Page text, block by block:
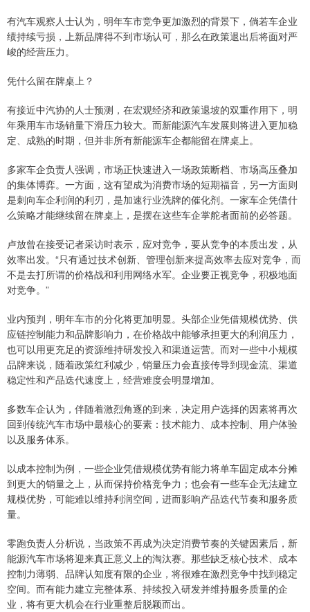
有汽车观察人士认为，明年车市竞争更加激烈的背景下，倘若车企业
绩持续亏损，上新品牌得不到市场认可，那么在政策退出后将面对严
峻的经营压力。
凭什么留在牌桌上？
有接近中汽协的人士预测，在宏观经济和政策退坡的双重作用下，明
年乘用车市场销量下滑压力较大。而新能源汽车发展则将进入更加稳
定、成熟的时期，但并非所有新能源车企都能留在牌桌上。
多家车企负责人强调，市场正快速进入一场政策断档、市场高压叠加
的集体博弈。一方面，这有望成为消费市场的短期福音，另一方面则
是刺向车企利润的利刃，是加速行业洗牌的催化剂。一家车企凭借什
么策略才能继续留在牌桌上，是摆在这些车企掌舵者面前的必答题。
卢放曾在接受记者采访时表示，应对竞争，要从竞争的本质出发，从
效率出发。“只有通过技术创新、管理创新来提高效率去应对竞争，而
不是去打所谓的价格战和利用网络水军。企业要正视竞争，积极地面
对竞争。”
业内预判，明年车市的分化将更加明显。头部企业凭借规模优势、供
应链控制能力和品牌影响力，在价格战中能够承担更大的利润压力，
也可以用更充足的资源维持研发投入和渠道运营。而对一些中小规模
品牌来说，随着政策红利减少，销量压力会直接传导到现金流、渠道
稳定性和产品迭代速度上，经营难度会明显增加。
多数车企认为，伴随着激烈角逐的到来，决定用户选择的因素将再次
回到传统汽车市场中最核心的要素：技术能力、成本控制、用户体验
以及服务体系。
以成本控制为例，一些企业凭借规模优势有能力将单车固定成本分摊
到更大的销量之上，从而保持价格竞争力；也会有一些车企无法建立
规模优势，可能难以维持利润空间，进而影响产品迭代节奏和服务质
量。
零跑负责人分析说，当政策不再成为决定消费节奏的关键因素后，新
能源汽车市场将迎来真正意义上的淘汰赛。那些缺乏核心技术、成本
控制力薄弱、品牌认知度有限的企业，将很难在激烈竞争中找到稳定
空间。而有能力建立完整体系、持续投入研发并维持服务质量的企
业，将有更大机会在行业重整后脱颖而出。